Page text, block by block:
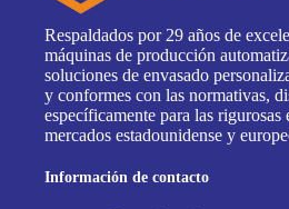
Respaldados por 29 años de
máquinas de producción
soluciones de envasado
y conformes con las normativas,
específicamente para las rigurosas
mercados estadounidense y
Información de contacto